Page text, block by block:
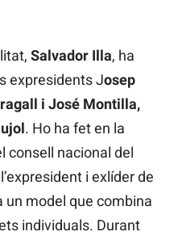
Salvador Illa, ha
expresidents Josep
i José Montilla,
. Ho ha fet en la
consell nacional del
i exlíder de
un model que combina
individuals. Durant